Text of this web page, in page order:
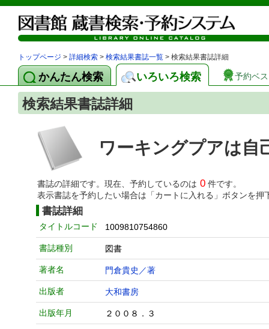
トップページ > 詳細検索 > 検索結果書誌一覧 > 検索結果書誌詳細
かんたん検索 いろいろ検索 予約ベ
検索結果書誌詳細
ワーキングプアは自
書誌の詳細です。現在、予約しているのは 0 件です。
表示書誌を予約したい場合は「カートに入れる」ボタンを押
書誌詳細
タイトルコード 1009810754860
書誌種別 図書
著者名 門倉貴史／著
出版者 大和書房
出版年月 ２００８．３